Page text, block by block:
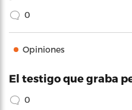
0
Opiniones
El testigo que graba
0